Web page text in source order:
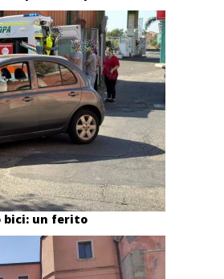
bici: un ferito